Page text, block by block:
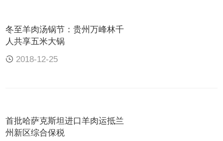
已经成为了传统习俗。常见的
汤、烤全羊、烤肉串、羊蝎子等美食，让人们在享
受美味的同时，也为身体注入了满满的能量。
上一篇：新东方烹饪职业学校学厨师|产教融合助力薪就业
冬至羊肉汤锅节：贵州万峰林千
人共享五米大锅
2018-12-25
首批哈萨克斯坦进口羊肉运抵兰
州新区综合保税